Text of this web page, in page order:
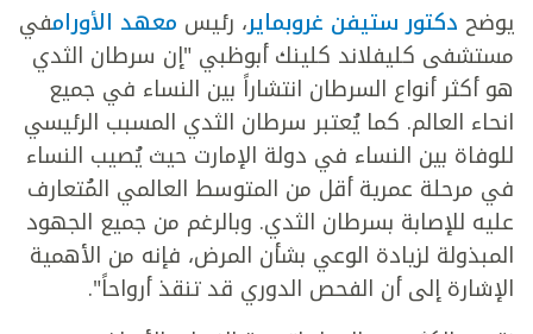
يوضح دكتور ستيفن غروبماير، رئيس معهد الأورامفي
مستشفى كليفلاند كلينك أبوظبي "إن سرطان الثدي
هو أكثر أنواع السرطان انتشاراً بين النساء في جميع
انحاء العالم. كما يُعتبر سرطان الثدي المسبب الرئيسي
للوفاة بين النساء في دولة الإمارت حيث يُصيب النساء
في مرحلة عمرية أقل من المتوسط العالمي المُتعارف
عليه للإصابة بسرطان الثدي. وبالرغم من جميع الجهود
المبذولة لزيادة الوعي بشأن المرض، فإنه من الأهمية
الإشارة إلى أن الفحص الدوري قد تنقذ أرواحاً".